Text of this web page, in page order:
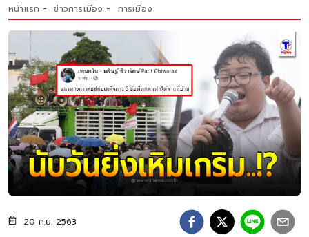
หน้าแรก ข่าวการเมือง การเมือง
20 ก.ย. 2563